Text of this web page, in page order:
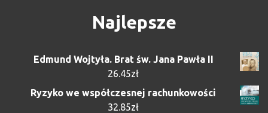
Najlepsze
Edmund Wojtyła. Brat św. Jana Pawła II
26.45zł
Ryzyko we współczesnej rachunkowości
32.85zł